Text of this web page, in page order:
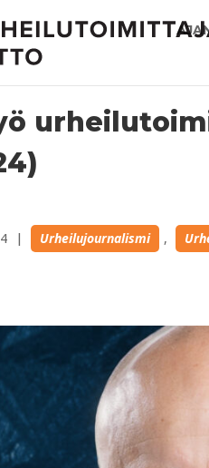
| Urheilujournalismi ,